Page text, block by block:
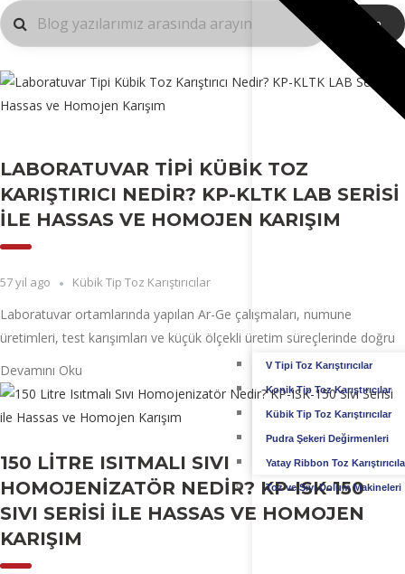
V Tipi Toz Karıştırıcılar
Konik Tip Toz Karıştırıcılar
Kübik Tip Toz Karıştırıcılar
Pudra Şekeri Değirmenleri
Yatay Ribbon Toz
Toz ve Sıvı Dolum Makineleri
Ara
LABORATUVAR TIPI KÜBIK TOZ
KARIŞTIRICI NEDIR? KP-KLTK LAB SERISI
ILE HASSAS VE HOMOJEN KARIŞIM
57 yıl ago Kübik Tip Toz Karıştırıcılar
Laboratuvar ortamlarında yapılan Ar-Ge çalışmaları, numune
üretimleri, test karışımları ve küçük ölçekli üretim süreçlerinde doğru
Devamını Oku
150 LITRE ISITMALI SIVI
HOMOJENIZATÖR NEDIR? KP-ISK-150
SIVI SERISI ILE HASSAS VE HOMOJEN
KARIŞIM